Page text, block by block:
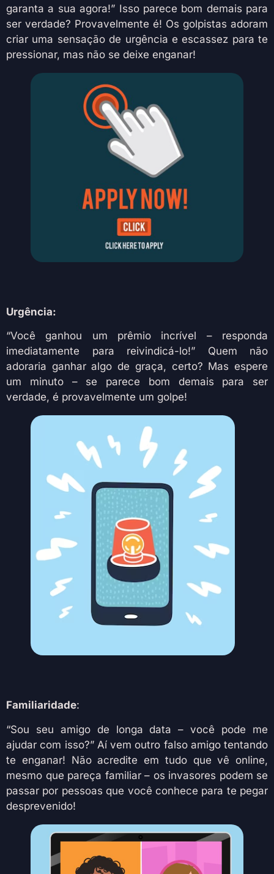
garanta a sua agora!” Isso parece bom demais para
ser verdade? Provavelmente é! Os golpistas adoram
criar uma sensação de urgência e escassez para te
pressionar, mas não se deixe enganar!
Urgência:
“Você ganhou um prêmio incrível – responda
imediatamente para reivindicá-lo!” Quem não
adoraria ganhar algo de graça, certo? Mas espere
um minuto – se parece bom demais para ser
verdade, é provavelmente um golpe!
Familiaridade:
“Sou seu amigo de longa data – você pode me
ajudar com isso?” Aí vem outro falso amigo tentando
te enganar! Não acredite em tudo que vê online,
mesmo que pareça familiar – os invasores podem se
passar por pessoas que você conhece para te pegar
desprevenido!